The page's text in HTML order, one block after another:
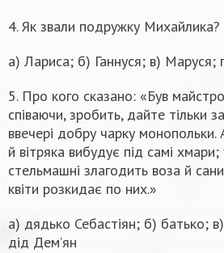
4. Як звали подружку Михайлика?
а) Лариса; б) Ганнуся; в) Маруся;
5. Про кого сказано: «Був
спiваючи, зробить, дайте тiльки
ввечерi добру чарку монопольки.
й вiтряка вибудує пiд самi хмари;
стельмашнi злагодить воза й
квiти розкидає по них.»
а) дядько Себастіян; б) батько;
дід Дем’ян